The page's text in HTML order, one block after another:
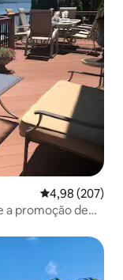
4,98 de uma
4,98 (207)
a promoção de